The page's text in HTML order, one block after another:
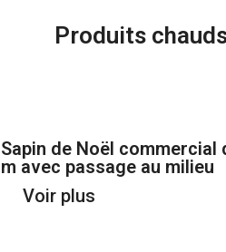
Produits
Sapin de Noël commercial
m avec passage au milieu
Voir plus